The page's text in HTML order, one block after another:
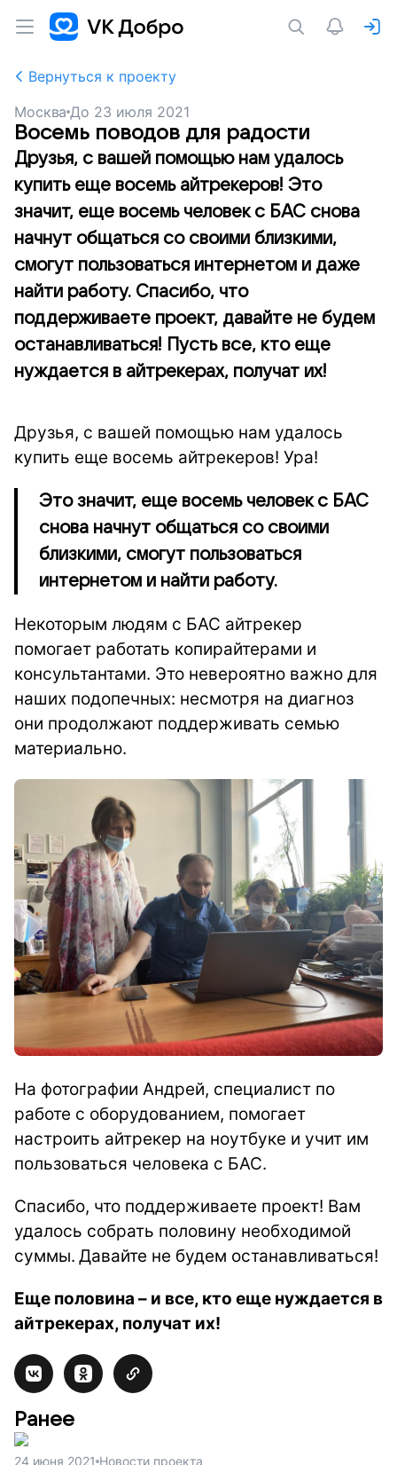
Вернуться к проекту
Москва До 23 июля 2021
Восемь поводов для радости
Друзья, с вашей помощью нам удалось
купить еще восемь айтрекеров! Это
значит, еще восемь человек с БАС снова
начнут общаться со своими близкими,
смогут пользоваться интернетом и даже
найти работу. Спасибо, что
поддерживаете проект, давайте не будем
останавливаться! Пусть все, кто еще
нуждается в айтрекерах, получат их!
Друзья, с вашей помощью нам удалось
купить еще восемь айтрекеров! Ура!
Это значит, еще восемь человек с БАС
снова начнут общаться со своими
близкими, смогут пользоваться
интернетом и найти работу.
Некоторым людям с БАС айтрекер
помогает работать копирайтерами и
консультантами. Это невероятно важно для
наших подопечных: несмотря на диагноз
они продолжают поддерживать семью
материально.
На фотографии Андрей, специалист по
работе с оборудованием, помогает
настроить айтрекер на ноутбуке и учит им
пользоваться человека с БАС.
Спасибо, что поддерживаете проект! Вам
удалось собрать половину необходимой
суммы. Давайте не будем останавливаться!
Еще половина – и все, кто еще нуждается в
айтрекерах, получат их!
Ранее
24 июня 2021 Новости проекта